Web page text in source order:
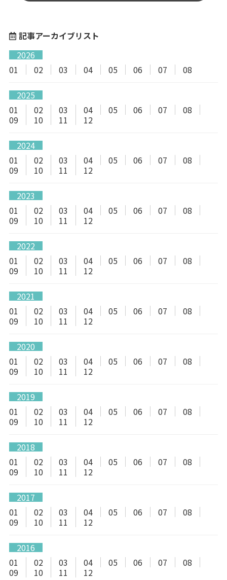
記事アーカイブリスト
2026
01
02 03 04 05 06 07 08
2025
01
02 03 04 05 06 07
08
09
10 11 12
2024
01
02 03 04 05 06 07
08
09
10 11 12
2023
01
02 03 04 05 06 07
08
09
10 11 12
2022
01
02 03 04 05 06 07
08
09
10 11 12
2021
01
02 03 04 05 06 07
08
09
10 11 12
2020
01
02 03 04 05 06 07
08
09
10 11 12
2019
01
02 03 04 05 06 07
08
09
10 11 12
2018
01
02 03 04 05 06 07
08
09
10 11 12
2017
01
02 03 04 05 06 07
08
09
10 11 12
2016
01
02 03 04 05 06 07
08
09
10 11 12